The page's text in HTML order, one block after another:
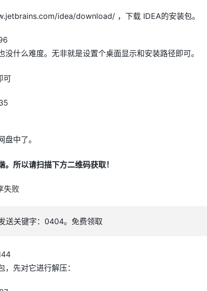
idea/download/ ，下载 IDEA的安装包。
什么难度。无非就是设置个桌面显示和安装路径即可。
可
中了。
所以请扫描下方二维码获取！
送关键字：0404。免费领取
先对它进行解压：